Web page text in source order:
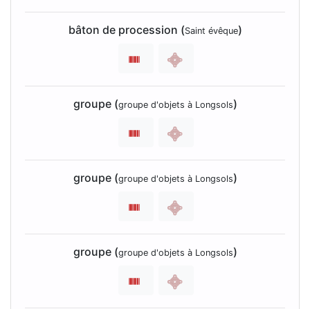
bâton de procession (Saint évêque)
groupe (groupe d'objets à Longsols)
groupe (groupe d'objets à Longsols)
groupe (groupe d'objets à Longsols)